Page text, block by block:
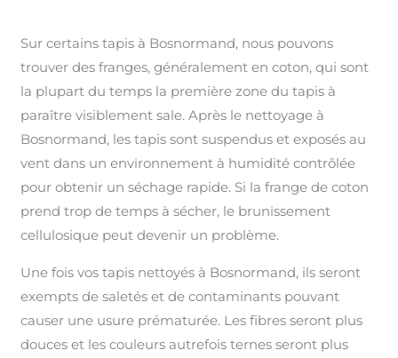
Sur certains tapis à Bosnormand, nous pouvons
trouver des franges, généralement en coton, qui sont
la plupart du temps la première zone du tapis à
paraître visiblement sale. Après le nettoyage à
Bosnormand, les tapis sont suspendus et exposés au
vent dans un environnement à humidité contrôlée
pour obtenir un séchage rapide. Si la frange de coton
prend trop de temps à sécher, le brunissement
cellulosique peut devenir un problème.
Une fois vos tapis nettoyés à Bosnormand, ils seront
exempts de saletés et de contaminants pouvant
causer une usure prématurée. Les fibres seront plus
douces et les couleurs autrefois ternes seront plus